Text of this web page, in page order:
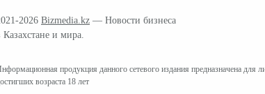
2026 Bizmedia.kz — Новости бизнеса
Казахстане и мира.
продукция данного сетевого издания предназначена для
возраста 18 лет